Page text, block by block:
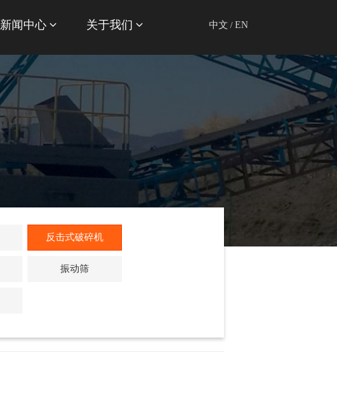
新闻中心 关于我们 中文 / EN
反击式破碎机
振动筛